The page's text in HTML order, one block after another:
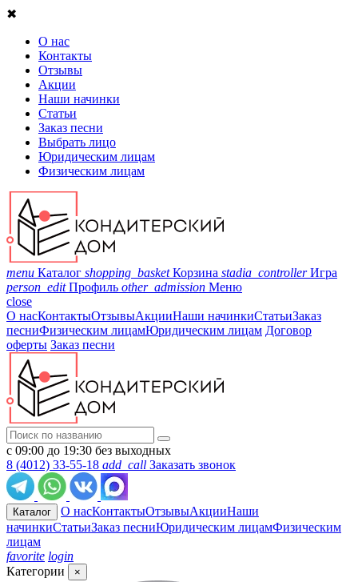
✖
О нас
Контакты
Отзывы
Акции
Наши начинки
Статьи
Заказ песни
Выбрать лицо
Юридическим лицам
Физическим лицам
menu Каталог shopping_basket Корзина stadia_controller Игра
person_edit Профиль other_admission Меню
close
О насКонтактыОтзывыАкцииНаши начинкиСтатьиЗаказ
песниФизическим лицамЮридическим лицам Договор
оферты Заказ песни
с 09:00 до 19:30 без выходных
8 (4012) 33-55-18 add_call Заказать звонок
Каталог О насКонтактыОтзывыАкцииНаши
начинкиСтатьиЗаказ песниЮридическим лицамФизическим
лицам
favorite login
Категории
×